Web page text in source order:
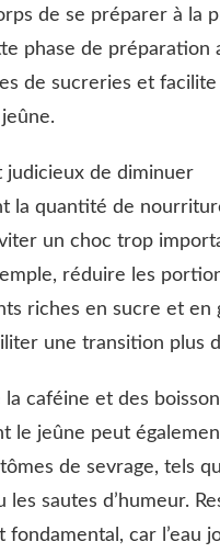
de se préparer à la
phase de préparation
de sucreries et facilite
judicieux de diminuer
la quantité de
un choc trop
réduire les
riches en sucre et en
une transition plus
caféine et des
le jeûne peut
de sevrage, tels
les sautes d’humeur.
fondamental, car l’eau